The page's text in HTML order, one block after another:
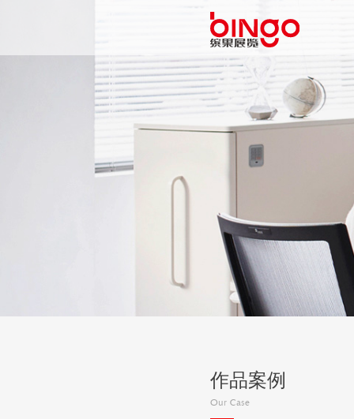
作品案例
Our Case